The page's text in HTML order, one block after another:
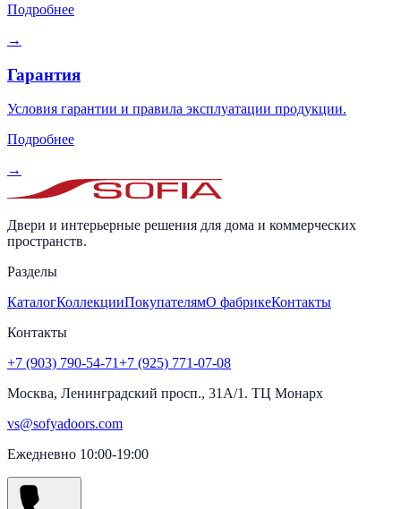
Подробнее
→
Гарантия
Условия гарантии и правила эксплуатации продукции.
Подробнее
→
Двери и интерьерные решения для дома и коммерческих
пространств.
Разделы
КаталогКоллекцииПокупателямО фабрикеКонтакты
Контакты
+7 (903) 790-54-71+7 (925) 771-07-08
Москва, Ленинградский просп., 31А/1. ТЦ Монарх
vs@sofyadoors.com
Ежедневно 10:00-19:00